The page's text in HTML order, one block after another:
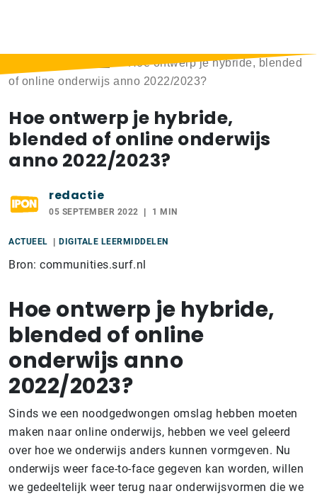
Hoe ontwerp je hybride, blended
of online onderwijs anno 2022/2023?
Hoe ontwerp je hybride,
blended of online onderwijs
anno 2022/2023?
redactie
05 SEPTEMBER 2022 1 MIN
ACTUEEL DIGITALE LEERMIDDELEN
Bron: communities.surf.nl
Hoe ontwerp je hybride,
blended of online
onderwijs anno
2022/2023?
Sinds we een noodgedwongen omslag hebben moeten
maken naar online onderwijs, hebben we veel geleerd
over hoe we onderwijs anders kunnen vormgeven. Nu
onderwijs weer face-to-face gegeven kan worden, willen
we gedeeltelijk weer terug naar onderwijsvormen die we